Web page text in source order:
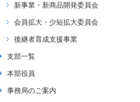
新事業・新商品開発委員会
会員拡大・少短拡大委員会
後継者育成支援事業
支部一覧
本部役員
事務局のご案内